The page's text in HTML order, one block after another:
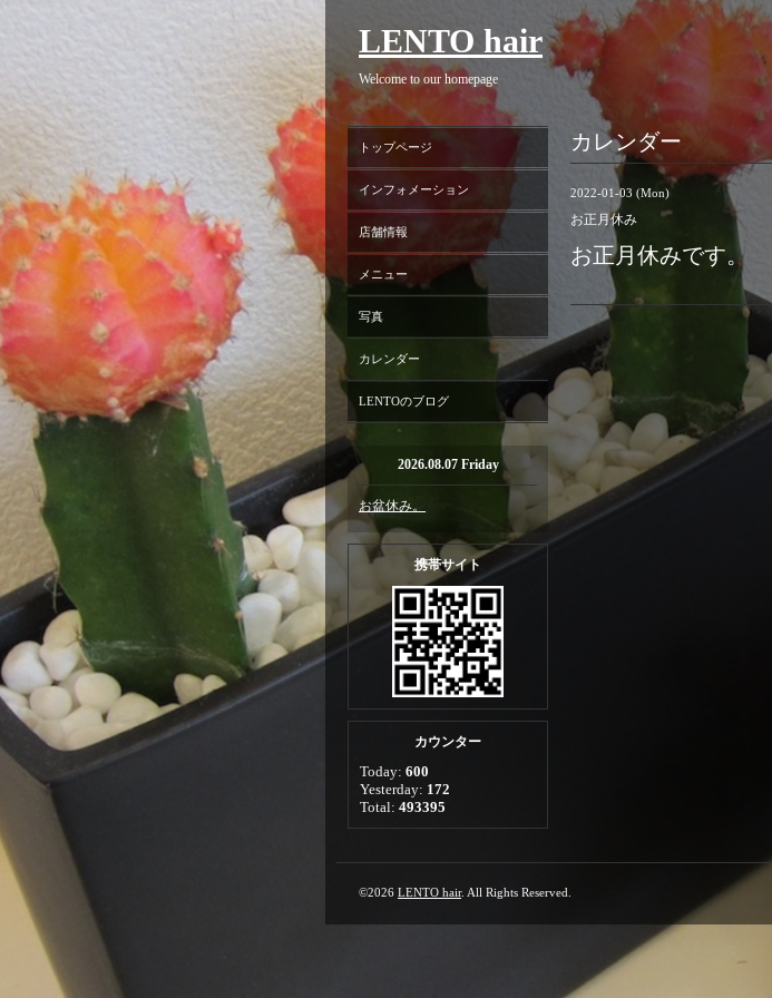
LENTO hair
Welcome to our homepage
カレンダー
2022-01-03 (Mon)
お正月休み
お正月休みです。
トップページ
インフォメーション
店舗情報
メニュー
写真
カレンダー
LENTOのブログ
2026.08.07 Friday
お盆休み。
携帯サイト
カウンター
Today: 600
Yesterday: 172
Total: 493395
©2026 LENTO hair. All Rights Reserved.